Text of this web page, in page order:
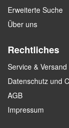
Erweiterte Suche
Über uns
Rechtliches
Service & Versand
Datenschutz und
AGB
Impressum